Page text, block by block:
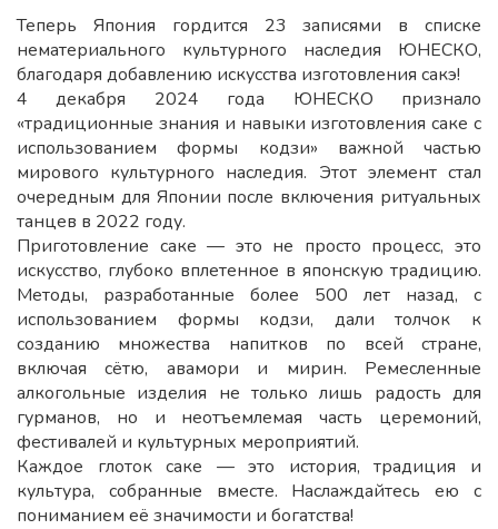
Теперь Япония гордится 23 записями в списке
нематериального культурного наследия ЮНЕСКО,
благодаря добавлению искусства изготовления сакэ!
4 декабря 2024 года ЮНЕСКО признало
«традиционные знания и навыки изготовления саке с
использованием формы кодзи» важной частью
мирового культурного наследия. Этот элемент стал
очередным для Японии после включения ритуальных
танцев в 2022 году.
Приготовление саке — это не просто процесс, это
искусство, глубоко вплетенное в японскую традицию.
Методы, разработанные более 500 лет назад, с
использованием формы кодзи, дали толчок к
созданию множества напитков по всей стране,
включая сётю, авамори и мирин. Ремесленные
алкогольные изделия не только лишь радость для
гурманов, но и неотъемлемая часть церемоний,
фестивалей и культурных мероприятий.
Каждое глоток саке — это история, традиция и
культура, собранные вместе. Наслаждайтесь ею с
пониманием её значимости и богатства!